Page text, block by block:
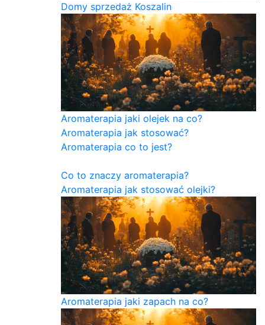
Domy sprzedaż Koszalin
Aromaterapia jaki olejek na co?
Aromaterapia jak stosować?
Aromaterapia co to jest?
Co to znaczy aromaterapia?
Aromaterapia jak stosować olejki?
Aromaterapia jaki zapach na co?